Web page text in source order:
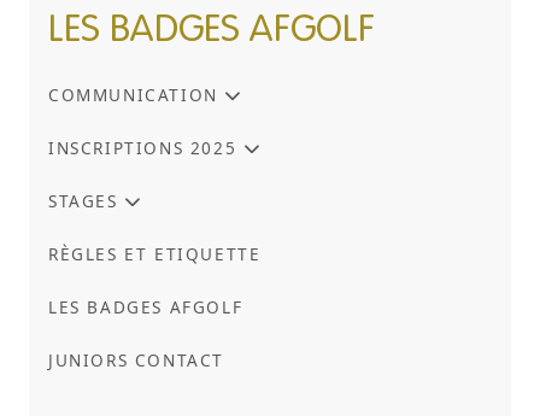
LES BADGES AFGOLF
COMMUNICATION
INSCRIPTIONS 2025
STAGES
RÈGLES ET ETIQUETTE
LES BADGES AFGOLF
JUNIORS CONTACT